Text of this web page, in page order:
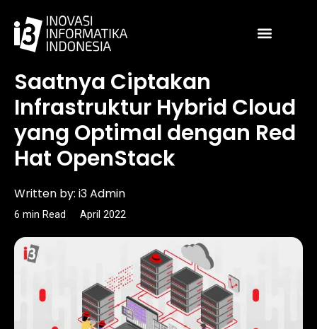
content
Article
Saatnya Ciptakan
Infrastruktur Hybrid Cloud
yang Optimal dengan Red
Hat OpenStack
Written by: i3 Admin
6 min Read April 2022